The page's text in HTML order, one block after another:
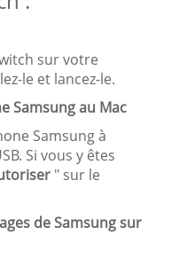
sur votre
le et lancez-le.
Samsung au Mac
Samsung à
Si vous y êtes
" sur le
de Samsung sur